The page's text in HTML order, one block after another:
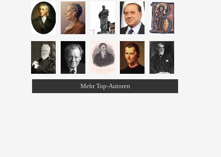
Mehr Top-Autoren